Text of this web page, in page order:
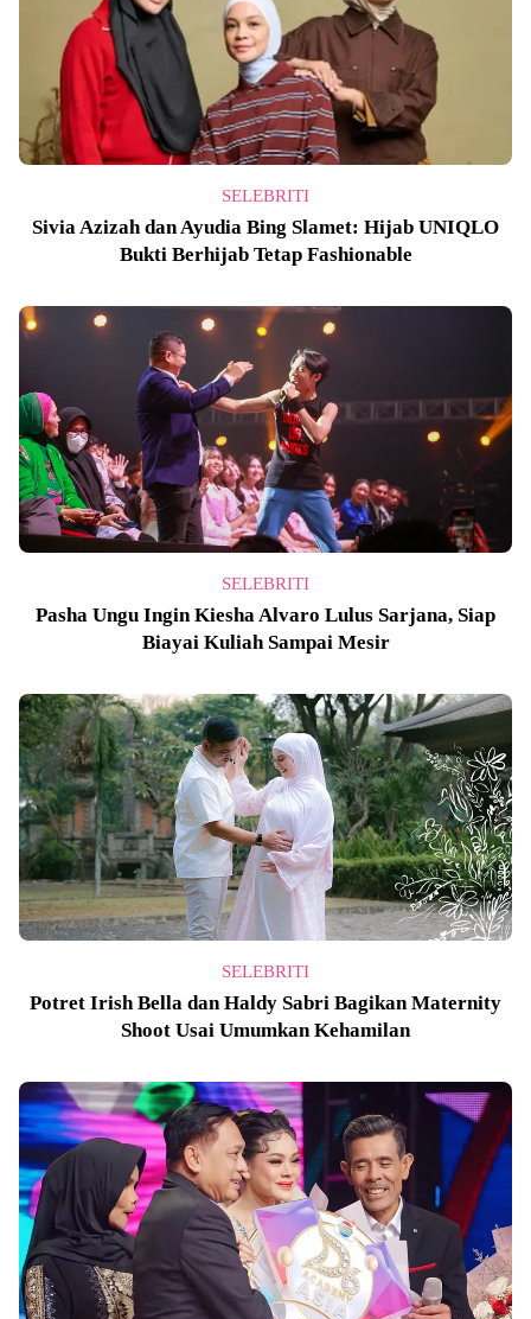
SELEBRITI
Sivia Azizah dan Ayudia Bing Slamet: Hijab UNIQLO
Bukti Berhijab Tetap Fashionable
SELEBRITI
Pasha Ungu Ingin Kiesha Alvaro Lulus Sarjana, Siap
Biayai Kuliah Sampai Mesir
SELEBRITI
Potret Irish Bella dan Haldy Sabri Bagikan Maternity
Shoot Usai Umumkan Kehamilan